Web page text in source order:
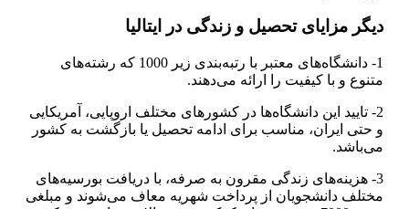
دیگر مزایای تحصیل و زندگی در ایتالیا
1- دانشگاه‌های معتبر با رتبه‌بندی زیر 1000 که رشته‌های
متنوع و با کیفیت را ارائه می‌دهند.
2- تایید این دانشگاه‌ها در کشورهای مختلف اروپایی، آمریکایی
و حتی ایران، مناسب برای ادامه تحصیل یا بازگشت به کشور
می‌باشد.
3- هزینه‌های زندگی مقرون به صرفه، با دریافت بورسیه‌های
مختلف دانشجویان از پرداخت شهریه معاف می‌شوند و مبلغی